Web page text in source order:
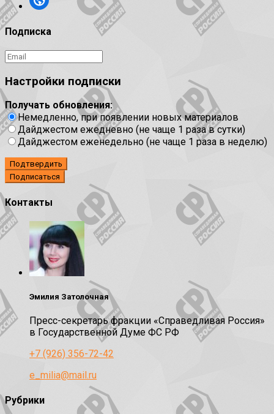
Подписка
Настройки подписки
Получать обновления:
Немедленно, при появлении новых материалов
Дайджестом ежедневно (не чаще 1 раза в сутки)
Дайджестом еженедельно (не чаще 1 раза в неделю)
Подтвердить
Контакты
Эмилия Затолочная
Пресс-секретарь фракции «Справедливая Россия»
в Государственной Думе ФС РФ
+7 (926) 356-72-42
e_milia@mail.ru
Рубрики